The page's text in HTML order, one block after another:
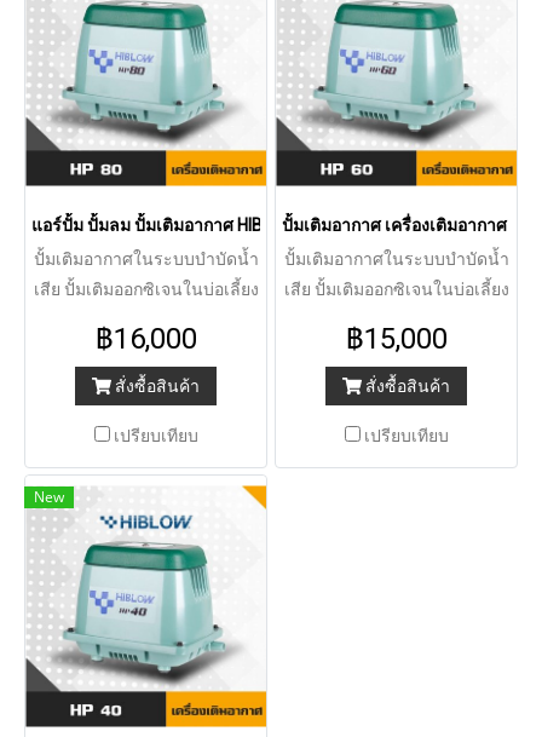
แอร์ปั้ม ปั้มลม ปั้มเติมอากาศ HIBLOW AIRPUMP HP-80
ปั้มเติมอากาศในระบบบำบัดน้ำ
เสีย ปั้มเติมออกซิเจนในบ่อเลี้ยง
ต่อเนื่อง แอร์ปั้มราคาถูก รับ
ประกันสินค้า 1 ปี
฿16,000
สั่งซื้อสินค้า
เปรียบเทียบ
ปั้มเติมอากาศ เครื่องเติมอากาศ แอร์
ปั้มเติมอากาศในระบบบำบัดน้ำ
เสีย ปั้มเติมออกซิเจนในบ่อเลี้ยง
ต่อเนื่อง
฿15,000
สั่งซื้อสินค้า
เปรียบเทียบ
New